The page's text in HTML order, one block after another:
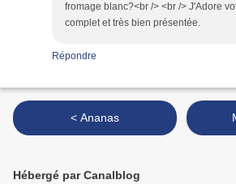
fromage blanc?<br /> <br /> J'Adore
complet et très bien présentée.
Répondre
< Ananas
Hébergé par Canalblog